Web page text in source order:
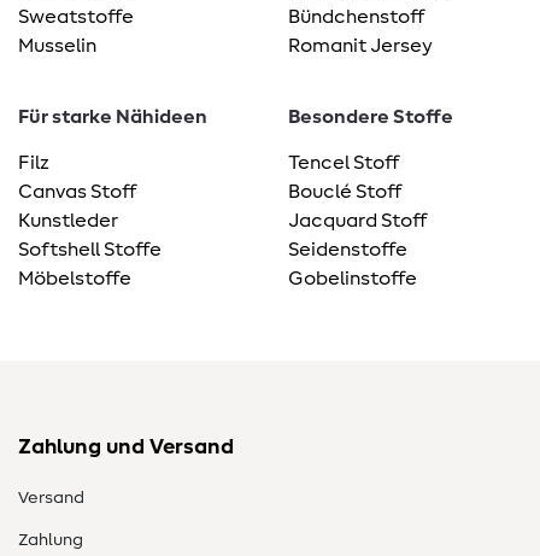
Sweatstoffe
Musselin
Bündchenstoff
Romanit Jersey
Für starke Nähideen
Filz
Canvas Stoff
Kunstleder
Softshell Stoffe
Möbelstoffe
Besondere Stoffe
Tencel Stoff
Bouclé Stoff
Jacquard Stoff
Seidenstoffe
Gobelinstoffe
Zahlung und Versand
Versand
Zahlung